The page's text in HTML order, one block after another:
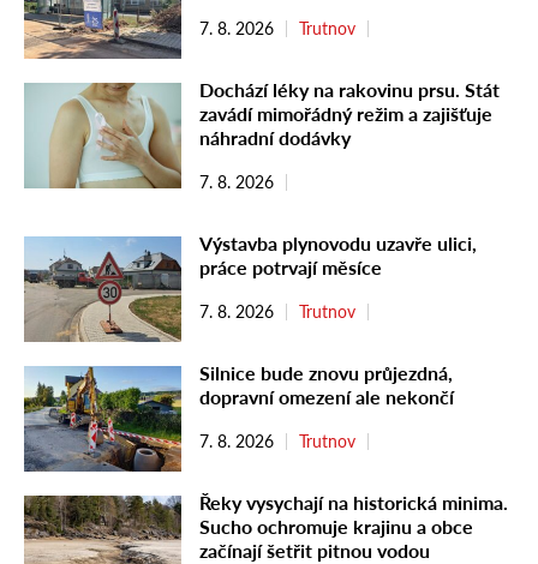
7. 8. 2026 Trutnov
Dochází léky na rakovinu prsu. Stát
zavádí mimořádný režim a zajišťuje
náhradní dodávky
7. 8. 2026
Výstavba plynovodu uzavře ulici,
práce potrvají měsíce
7. 8. 2026 Trutnov
Silnice bude znovu průjezdná,
dopravní omezení ale nekončí
7. 8. 2026 Trutnov
Řeky vysychají na historická minima.
Sucho ochromuje krajinu a obce
začínají šetřit pitnou vodou